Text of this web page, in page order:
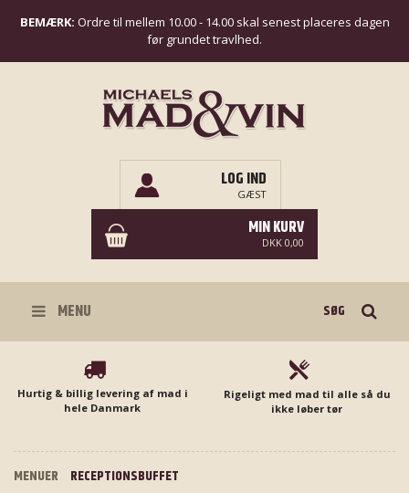
BEMÆRK: Ordre til mellem 10.00 - 14.00 skal senest placeres dagen
før grundet travlhed.
LOG IND
GÆST
MIN KURV
DKK 0,00
MENU
Hurtig & billig levering af mad i
hele Danmark
Rigeligt med mad til alle så du
ikke løber tør
MENUER RECEPTIONSBUFFET